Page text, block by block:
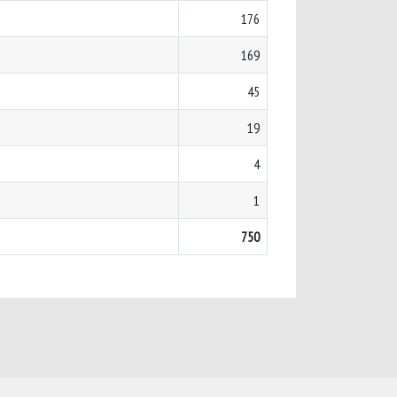
176
169
45
19
4
1
750